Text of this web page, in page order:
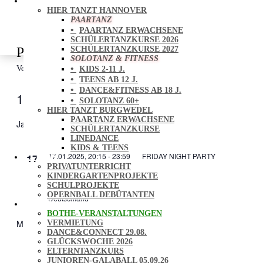
HIER TANZT HANNOVER
PAARTANZ
PAARTANZ ERWACHSENE
SCHÜLERTANZKURSE 2026
SCHÜLERTANZKURSE 2027
SOLOTANZ & FITNESS
KIDS 2-11 J.
TEENS AB 12 J.
DANCE&FITNESS AB 18 J.
SOLOTANZ 60+
HIER TANZT BURGWEDEL
PAARTANZ ERWACHSENE
SCHÜLERTANZKURSE
LINEDANCE
KIDS & TEENS
EXTRAS
PRIVATUNTERRICHT
KINDERGARTENPROJEKTE
SCHULPROJEKTE
OPERNBALL DEBÜTANTEN
EVENTS
BOTHE-VERANSTALTUNGEN
VERMIETUNG
DANCE&CONNECT 29.08.
GLÜCKSWOCHE 2026
ELTERNTANZKURS
JUNIOREN-GALABALL 05.09.26
Folgen
Folgen
Party
Veranstaltungen Party
17/1/2025 - 24/8/2025
Datum
wählen.
Januar 2025
17 17.01.2025, 20:15 -23:59 FRIDAY NIGHT PARTY
FRIDAY NIGHT PARTY
TANZHAUS HANNOVER
Deutschland
März 2025
01.03.2025, 17:30-19:00